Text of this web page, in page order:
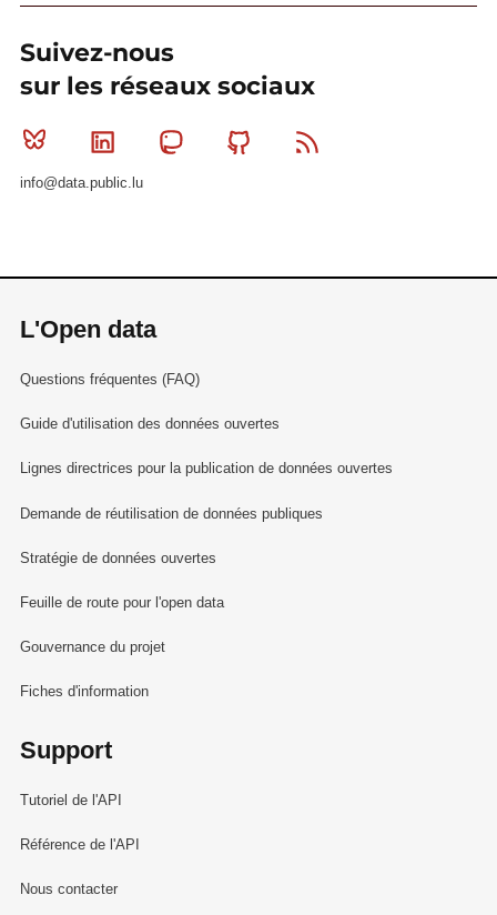
Suivez-nous
sur les réseaux sociaux
Bluesky Linkedin MastodonGithub
info@data.public.lu
L'Open data
Questions fréquentes (FAQ)
Guide d'utilisation des données ouvertes
Lignes directrices pour la publication de données ouvertes
Demande de réutilisation de données publiques
Stratégie de données ouvertes
Feuille de route pour l'open data
Gouvernance du projet
Fiches d'information
Support
Tutoriel de l'API
Référence de l'API
Nous contacter